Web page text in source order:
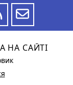
НА САЙТІ